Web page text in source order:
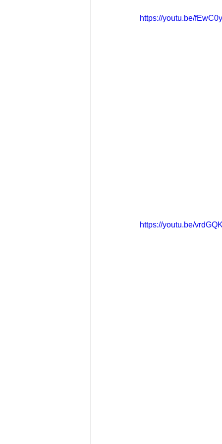
https://youtu.be/
https://youtu.be/